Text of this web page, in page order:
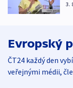
3.
Evropský
ČT24 každý den
veřejnými médii,